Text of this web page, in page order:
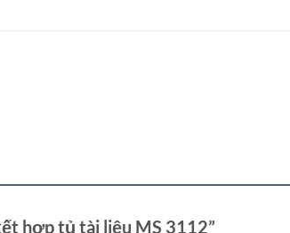
hợp tủ tài liệu MS 3112”